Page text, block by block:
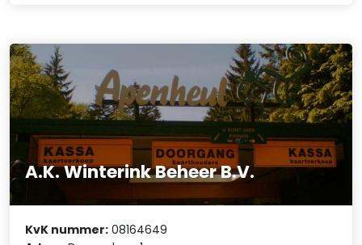
A.K. Winterink Beheer B.V.
KvK nummer: 08164649